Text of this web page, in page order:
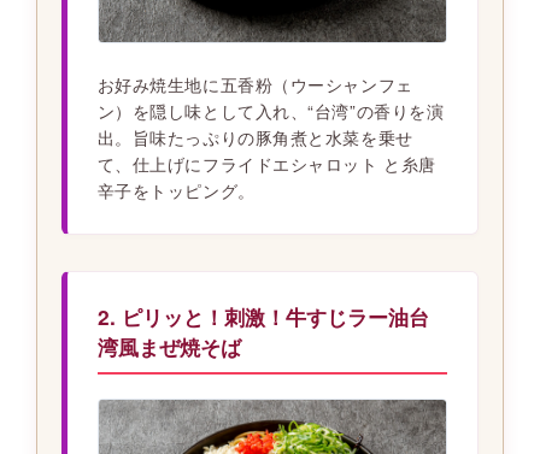
お好み焼生地に五香粉（ウーシャンフェ
ン）を隠し味として入れ、“台湾”の香りを演
出。旨味たっぷりの豚角煮と水菜を乗せ
て、仕上げにフライドエシャロット と糸唐
辛子をトッピング。
2. ピリッと！刺激！牛すじラー油台
湾風まぜ焼そば